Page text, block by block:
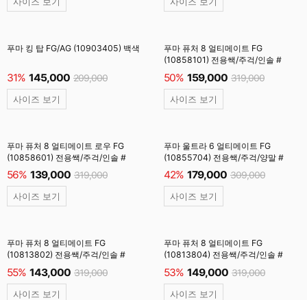
푸마 킹 탑 FG/AG (10903405) 백색
31% 145,000 209,000
사이즈 보기
푸마 퓨처 8 얼티메이트 FG
(10858101) 전용쌕/주걱/인솔 #
50% 159,000 319,000
사이즈 보기
푸마 퓨처 8 얼티메이트 로우 FG
(10858601) 전용쌕/주걱/인솔 #
56% 139,000 319,000
사이즈 보기
푸마 울트라 6 얼티메이트 FG
(10855704) 전용쌕/주걱/양말 #
42% 179,000 309,000
사이즈 보기
푸마 퓨처 8 얼티메이트 FG
(10813802) 전용쌕/주걱/인솔 #
55% 143,000 319,000
사이즈 보기
푸마 퓨처 8 얼티메이트 FG
(10813804) 전용쌕/주걱/인솔 #
53% 149,000 319,000
사이즈 보기